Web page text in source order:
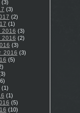
(3)
(3)
(2)
(1)
2016 (3)
2016 (2)
(3)
2016 (3)
(5)
(1)
(1)
(5)
(10)